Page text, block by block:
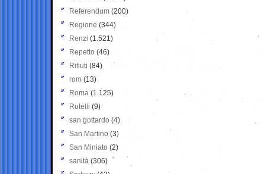
Referendum (200)
Regione (344)
Renzi (1.521)
Repetto (46)
Rifiuti (84)
rom (13)
Roma (1.125)
Rutelli (9)
san gottardo (4)
San Martino (3)
San Miniato (2)
sanità (306)